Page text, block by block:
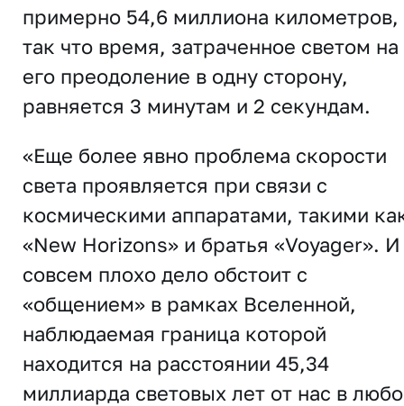
примерно 54,6 миллиона километров,
так что время, затраченное светом на
его преодоление в одну сторону,
равняется 3 минутам и 2 секундам.
«Еще более явно проблема скорости
света проявляется при связи с
космическими аппаратами, такими
«New Horizons» и братья «Voyager». И
совсем плохо дело обстоит с
«общением» в рамках Вселенной,
наблюдаемая граница которой
находится на расстоянии 45,34
миллиарда световых лет от нас в